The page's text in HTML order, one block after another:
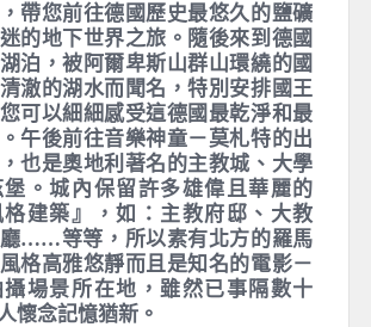
帶您前往德國歷史最悠久的鹽礦
的地下世界之旅。隨後來到德國
泊，被阿爾卑斯山群山環繞的國
澈的湖水而聞名，特別安排國王
可以細細感受這德國最乾淨和最
午後前往音樂神童－莫札特的出
也是奧地利著名的主教城、大學
。城內保留許多雄偉且華麗的
格建築』，如：主教府邸、大教
……等等，所以素有北方的羅馬
格高雅悠靜而且是知名的電影－
場景所在地，雖然已事隔數十
懷念記憶猶新。